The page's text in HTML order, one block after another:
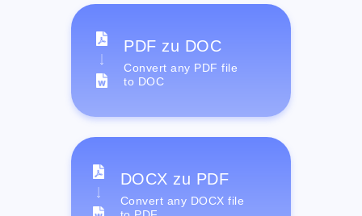
PDF zu DOC
Convert any PDF file
to DOC
DOCX zu PDF
Convert any DOCX file